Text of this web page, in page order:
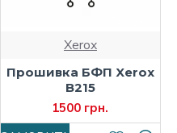
Xerox
Прошивка БФП Xerox
B215
1500 грн.